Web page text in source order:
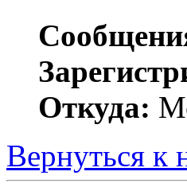
Откуда:
Вернуться к